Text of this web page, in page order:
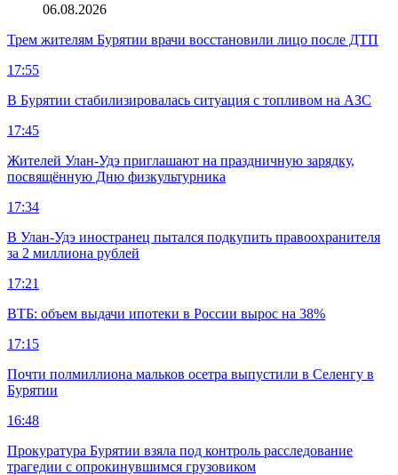
06.08.2026
Трем жителям Бурятии врачи восстановили лицо после ДТП
17:55
В Бурятии стабилизировалась ситуация с топливом на АЗС
17:45
Жителей Улан-Удэ приглашают на праздничную зарядку,
посвящённую Дню физкультурника
17:34
В Улан-Удэ иностранец пытался подкупить правоохранителя
за 2 миллиона рублей
17:21
ВТБ: объем выдачи ипотеки в России вырос на 38%
17:15
Почти полмиллиона мальков осетра выпустили в Селенгу в
Бурятии
16:48
Прокуратура Бурятии взяла под контроль расследование
трагедии с опрокинувшимся грузовиком